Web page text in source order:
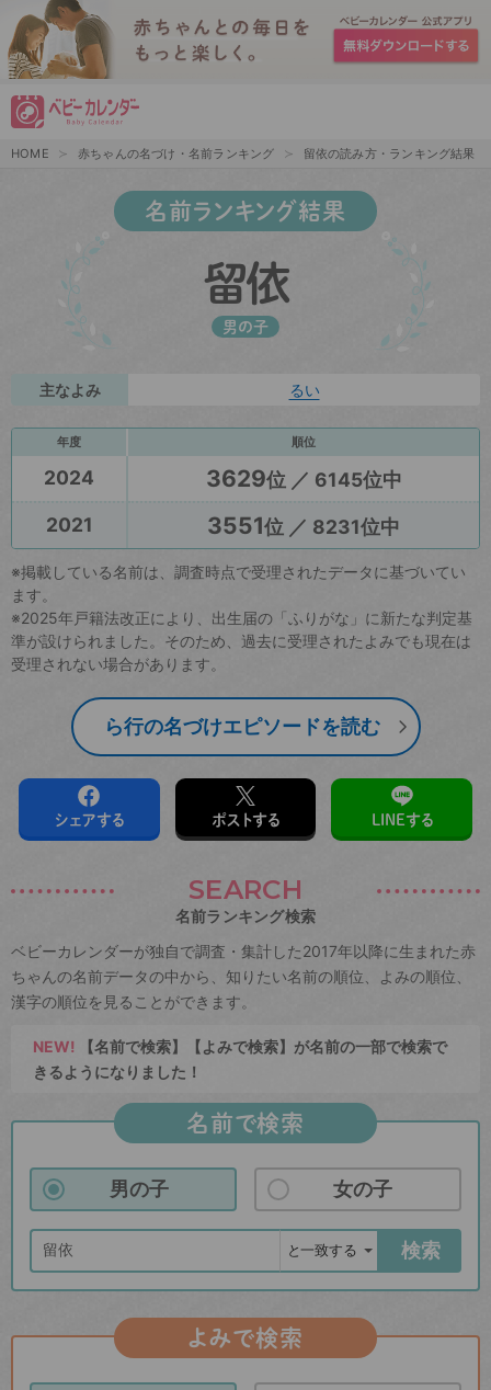
HOME 赤ちゃんの名づけ・名前ランキング 留依の読み方・ランキング結果
名前ランキング結果
留依
男の子
主なよみ るい
年度 順位
2024 3629位 ／ 6145位中
2021
3551位 ／ 8231位中
※掲載している名前は、調査時点で受理されたデータに基づいてい
ます。
※2025年戸籍法改正により、出生届の「ふりがな」に新たな判定基
準が設けられました。そのため、過去に受理されたよみでも現在は
受理されない場合があります。
ら行の名づけエピソードを読む
シェアする ポストする LINEする
SEARCH
名前ランキング検索
ベビーカレンダーが独自で調査・集計した2017年以降に生まれた赤
ちゃんの名前データの中から、知りたい名前の順位、よみの順位、
漢字の順位を見ることができます。
NEW! 【名前で検索】【よみで検索】が名前の一部で検索で
きるようになりました！
名前で検索
男の子 女の子
検索
よみで検索